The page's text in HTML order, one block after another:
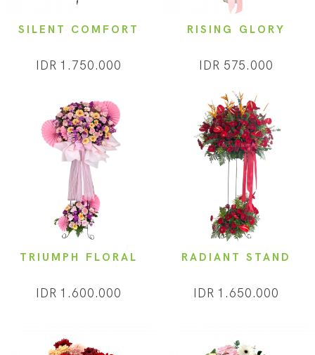
SILENT COMFORT
IDR 1.750.000
RISING GLORY
IDR 575.000
TRIUMPH FLORAL
IDR 1.600.000
RADIANT STAND
IDR 1.650.000